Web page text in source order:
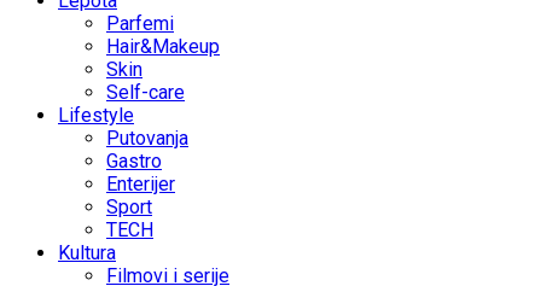
Parfemi
Hair&Makeup
Skin
Self-care
Lifestyle
Putovanja
Gastro
Enterijer
Sport
TECH
Kultura
Filmovi i serije